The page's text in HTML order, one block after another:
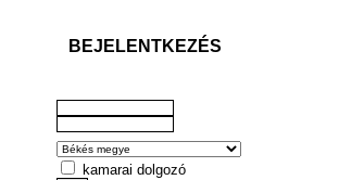
BEJELENTKEZÉS
kamarai dolgozó